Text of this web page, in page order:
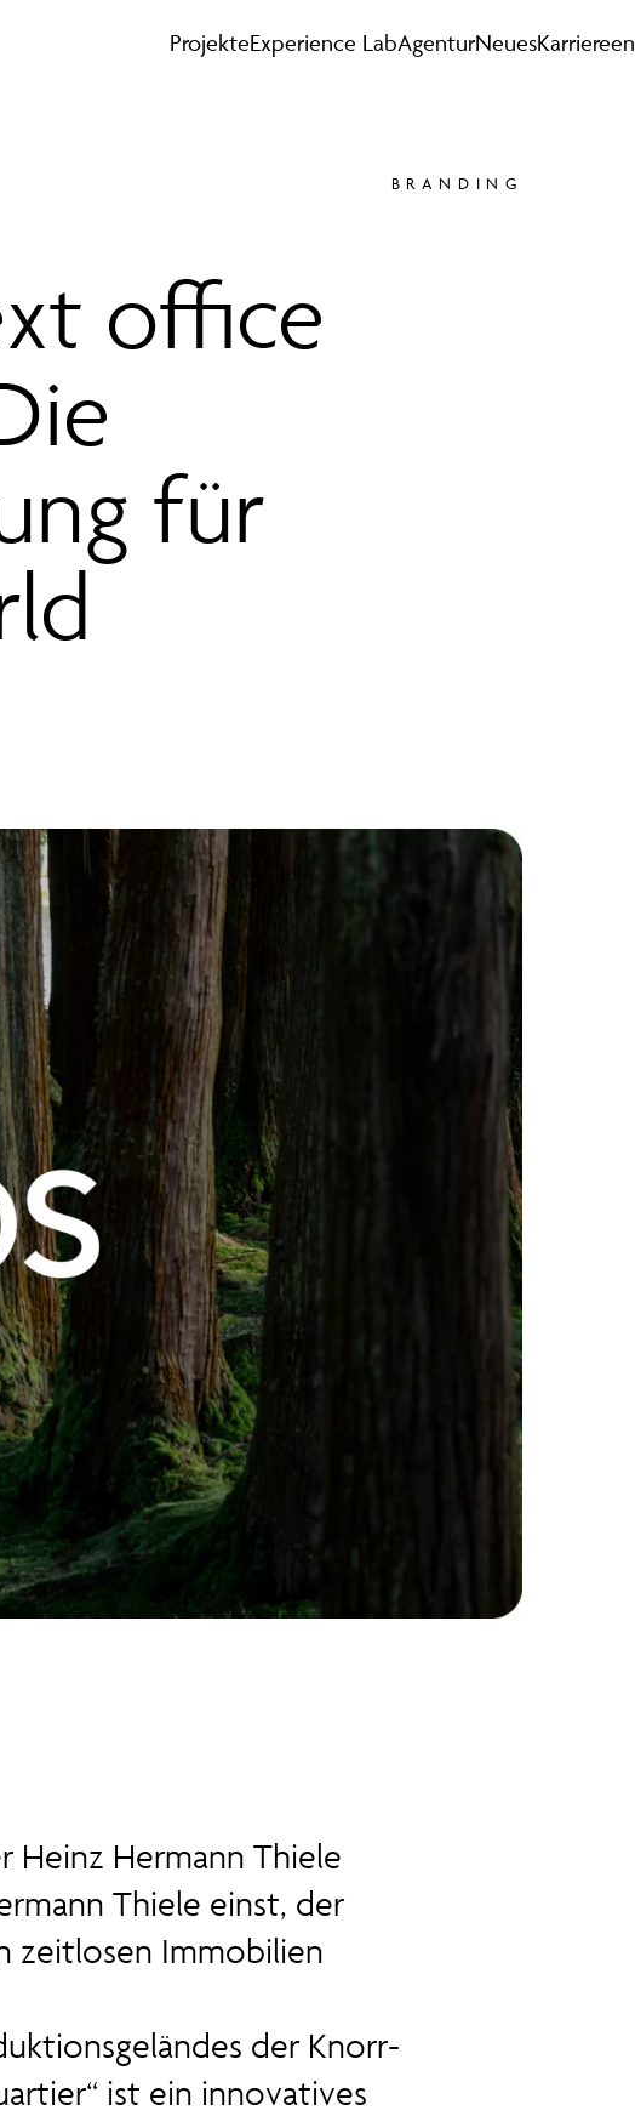
ProjekteExperience LabAgenturNeuesKarriereen
BRANDING
office
für
Heinz Hermann Thiele
Thiele einst, der
zeitlosen Immobilien
der Knorr-
ist ein innovatives